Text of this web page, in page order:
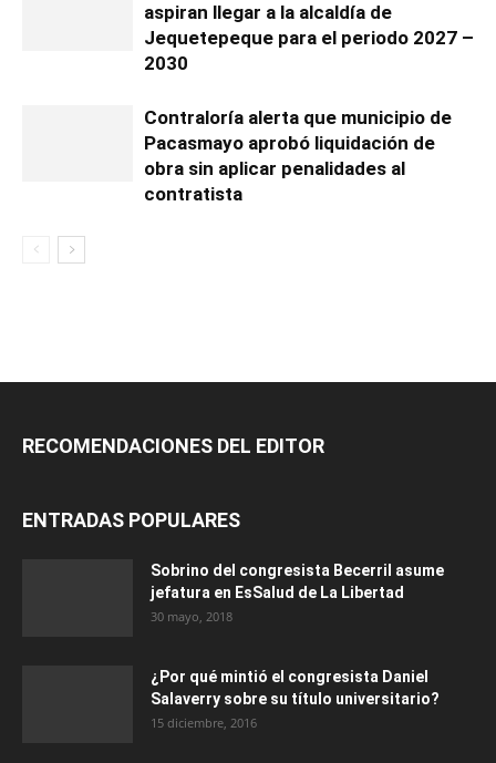
aspiran llegar a la alcaldía de
Jequetepeque para el periodo 2027 –
2030
Contraloría alerta que municipio de
Pacasmayo aprobó liquidación de
obra sin aplicar penalidades al
contratista
RECOMENDACIONES DEL EDITOR
ENTRADAS POPULARES
Sobrino del congresista Becerril asume
jefatura en EsSalud de La Libertad
30 mayo, 2018
¿Por qué mintió el congresista Daniel
Salaverry sobre su título universitario?
15 diciembre, 2016